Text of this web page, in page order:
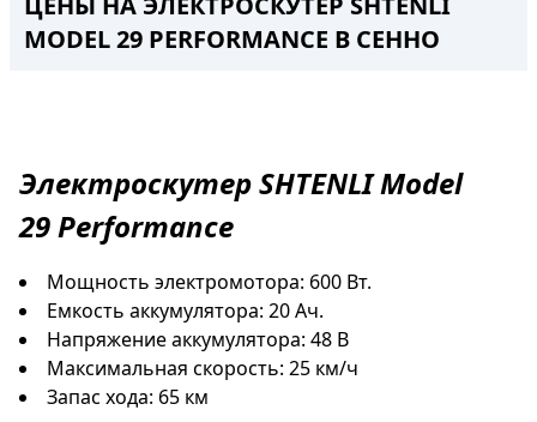
MODEL 29 PERFORMANCE В СЕННО
ЭлектроскутерSHTENLI Model
29Performance
Мощность электромотора: 600 Вт.
Емкость аккумулятора: 20 Ач.
Напряжение аккумулятора: 48 В
Максимальная скорость: 25 км/ч
Запас хода: 65 км